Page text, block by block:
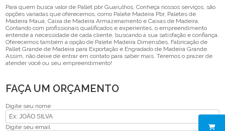
Para quem busca valor de Pallet pbr Guarulhos, Conheça nossos serviços, são
opções variadas que oferecemos, como Palete Madeira Pbr, Paletes de
Madeira Mauá, Caixa de Madeira Armazenamento e Caixas de Madeira.
Contando com profissionais qualificados e experientes, o empreendimento
entende a necessidade de cada cliente, buscando a sua satisfação e confiança.
Oferecemos também a opção de Palete Madeira Dimensões, Fabricação de
Pallet Grande de Madeira para Exportação e Engradado de Madeira Grande.
Assim, não deixe de entrar em contato para saber mais. Teremos o prazer de
atender você ou seu empreendimento!
FAÇA UM ORÇAMENTO
Digite seu nome
Digite seu email